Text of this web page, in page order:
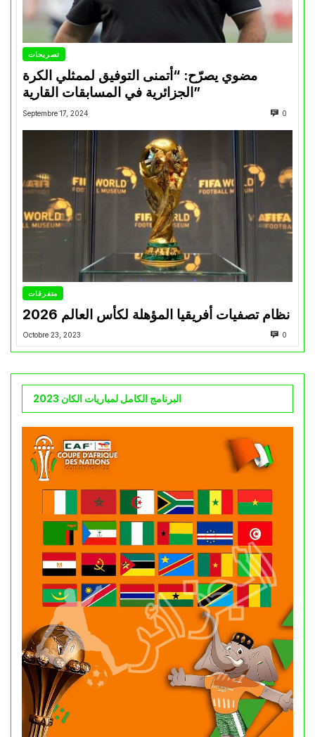
تصريحات
مضوي يصرّح: “أتمنى التوفيق لممثلي الكرة
الجزائرية في المسابقات القارية”
Septembre 17, 2024 0
متفرقات
نظام تصفيات أفريقيا المؤهلة لكأس العالم 2026
Octobre 23, 2023 0
البرنامج الكامل لمباريات الكان 2023